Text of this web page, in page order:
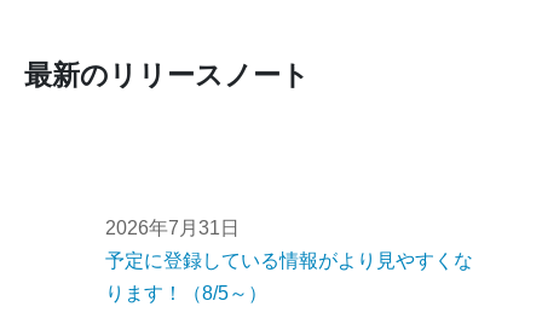
最新のリリースノート
2026年7月31日
予定に登録している情報がより見やすくな
ります！（8/5～）